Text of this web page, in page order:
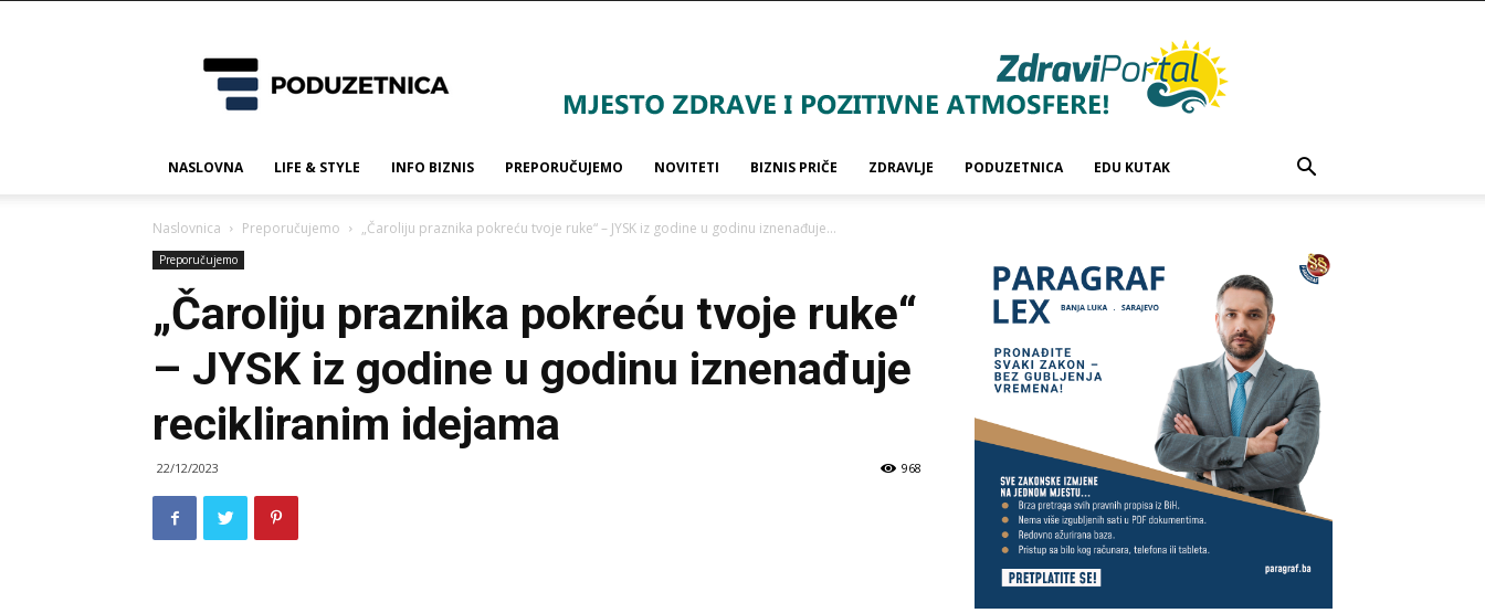
NASLOVNA LIFE & STYLE INFO BIZNIS PREPORUČUJEMO NOVITETI BIZNIS PRIČE ZDRAVLJE PODUZETNICA EDU KUTAK
Naslovnica Preporučujemo „Čaroliju praznika pokreću tvoje ruke“ – JYSK iz godine u godinu iznenađuje...
Preporučujemo
„Čaroliju praznika pokreću tvoje ruke“
– JYSK iz godine u godinu iznenađuje
recikliranim idejama
22/12/2023 968